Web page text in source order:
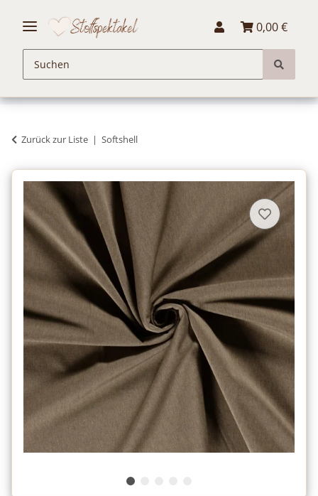
0,00 €
Zurück zur Liste Softshell